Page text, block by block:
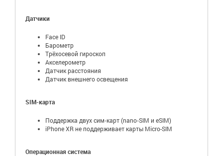
Датчики
Face ID
Барометр
Трёхосевой гироскоп
Акселерометр
Датчик расстояния
Датчик внешнего освещения
SIM-карта
Поддержка двух сим‑карт (nano‑SIM и eSIM)
iPhone XR не поддерживает карты Micro-SIM
Операционная система